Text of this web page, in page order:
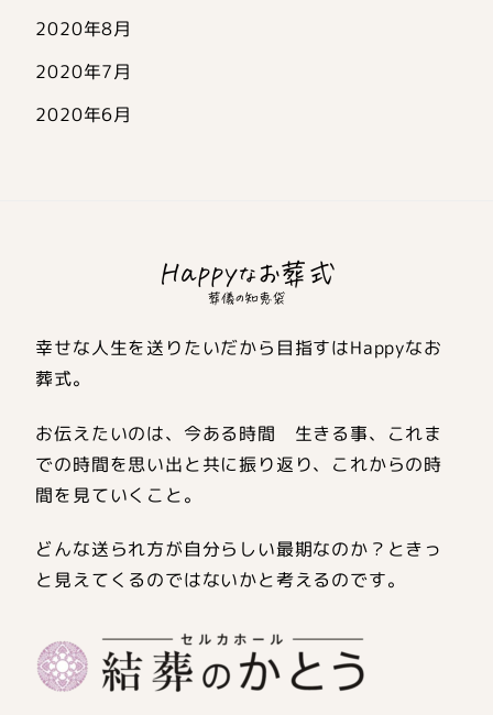
2020年8月
2020年7月
2020年6月
幸せな人生を送りたいだから目指すはHappyなお
葬式。
お伝えたいのは、今ある時間 生きる事、これま
での時間を思い出と共に振り返り、これからの時
間を見ていくこと。
どんな送られ方が自分らしい最期なのか？ときっ
と見えてくるのではないかと考えるのです。